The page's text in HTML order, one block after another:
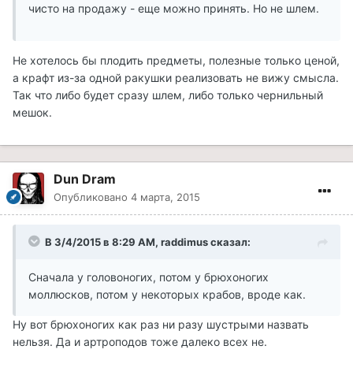
чисто на продажу - еще можно принять. Но не шлем.
Не хотелось бы плодить предметы, полезные только ценой,
а крафт из-за одной ракушки реализовать не вижу смысла.
Так что либо будет сразу шлем, либо только чернильный
мешок.
Dun Dram
Опубликовано 4 марта, 2015
В 3/4/2015 в 8:29 AM, raddimus сказал:
Сначала у головоногих, потом у брюхоногих
моллюсков, потом у некоторых крабов, вроде как.
Ну вот брюхоногих как раз ни разу шустрыми назвать
нельзя. Да и артроподов тоже далеко всех не.